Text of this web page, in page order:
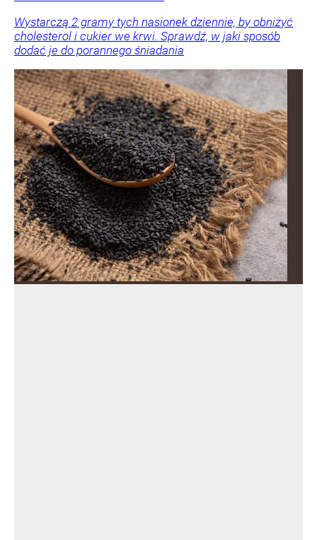
Wystarczą 2 gramy tych nasionek dziennie, by obniżyć
cholesterol i cukier we krwi. Sprawdź, w jaki sposób
dodać je do porannego śniadania